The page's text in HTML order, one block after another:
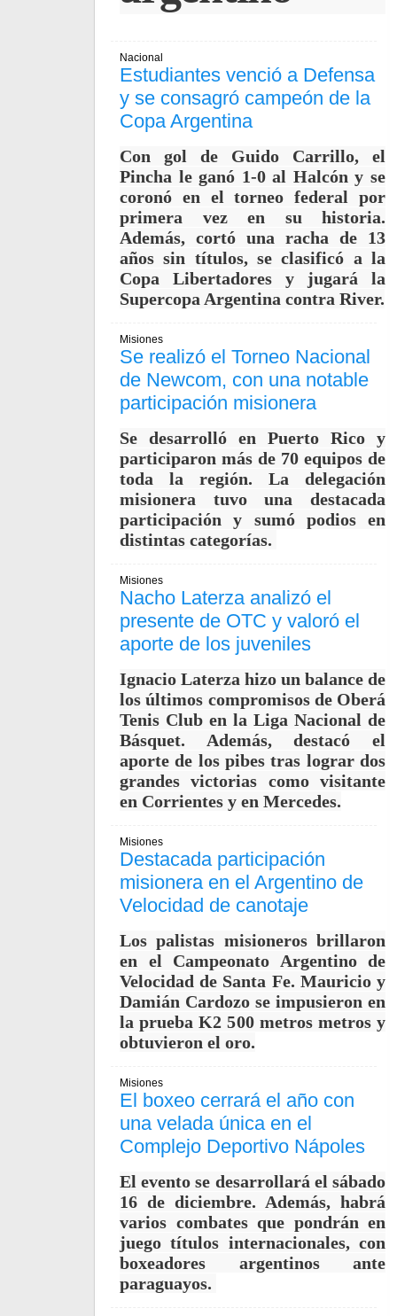
Nacional
Estudiantes venció a Defensa
y se consagró campeón de la
Copa Argentina
Con gol de Guido Carrillo, el
Pincha le ganó 1-0 al Halcón y se
coronó en el torneo federal por
primera vez en su historia.
Además, cortó una racha de 13
años sin títulos, se clasificó a la
Copa Libertadores y jugará la
Supercopa Argentina contra River.
Misiones
Se realizó el Torneo Nacional
de Newcom, con una notable
participación misionera
Se desarrolló en Puerto Rico y
participaron más de 70 equipos de
toda la región. La delegación
misionera tuvo una destacada
participación y sumó podios en
distintas categorías.
Misiones
Nacho Laterza analizó el
presente de OTC y valoró el
aporte de los juveniles
Ignacio Laterza hizo un balance de
los últimos compromisos de Oberá
Tenis Club en la Liga Nacional de
Básquet. Además, destacó el
aporte de los pibes tras lograr dos
grandes victorias como visitante
en Corrientes y en Mercedes.
Misiones
Destacada participación
misionera en el Argentino de
Velocidad de canotaje
Los palistas misioneros brillaron
en el Campeonato Argentino de
Velocidad de Santa Fe. Mauricio y
Damián Cardozo se impusieron en
la prueba K2 500 metros metros y
obtuvieron el oro.
Misiones
El boxeo cerrará el año con
una velada única en el
Complejo Deportivo Nápoles
El evento se desarrollará el sábado
16 de diciembre. Además, habrá
varios combates que pondrán en
juego títulos internacionales, con
boxeadores argentinos ante
paraguayos.